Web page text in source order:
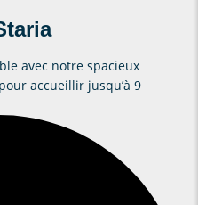
avec notre spacieux
accueillir jusqu’à 9